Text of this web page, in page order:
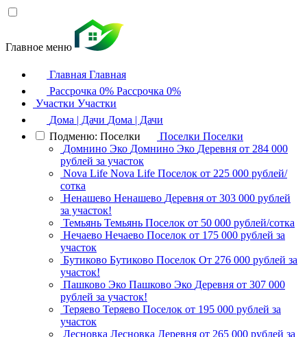
Главное меню
Главная Главная
Рассрочка 0% Рассрочка 0%
Участки Участки
Дома | Дачи Дома | Дачи
Подменю: Поселки
Поселки Поселки
Домнино Эко Домнино Эко Деревня от 284 000
рублей за участок
Nova Life Nova Life Поселок от 225 000 рублей/
сотка
Ненашево Ненашево Деревня от 303 000 рублей
за участок!
Темьянь Темьянь Поселок от 50 000 рублей/сотка
Нечаево Нечаево Поселок от 175 000 рублей за
участок
Бутиково Бутиково Поселок От 276 000 рублей за
участок!
Пашково Эко Пашково Эко Деревня от 307 000
рублей за участок!
Теряево Теряево Поселок от 195 000 рублей за
участок
Лесновка Лесновка Деревня от 265 000 рублей за